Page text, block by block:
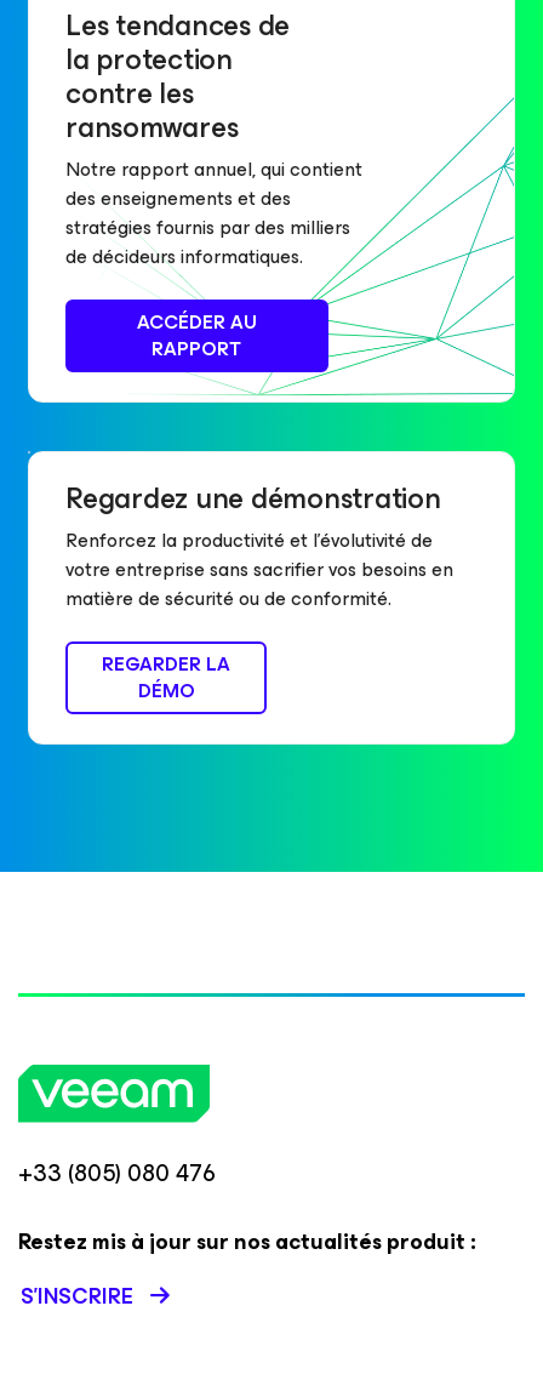
Les tendances de
la protection
contre les
ransomwares
Notre rapport annuel, qui contient
des enseignements et des
stratégies fournis par des milliers
de décideurs informatiques.
ACCÉDER AU
RAPPORT
Regardez une démonstration
Renforcez la productivité et l’évolutivité de
votre entreprise sans sacrifier vos besoins en
matière de sécurité ou de conformité.
REGARDER LA
DÉMO
+33 (805) 080 476
Restez mis à jour sur nos actualités produit :
S’INSCRIRE